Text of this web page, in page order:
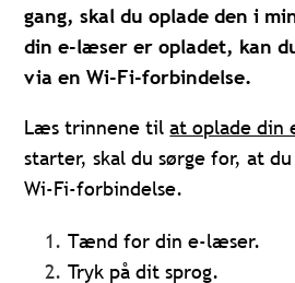
gang, skal du oplade den i
din e-læser er opladet, kan
via en Wi-Fi-forbindelse.
Læs trinnene tilat oplade din
starter, skal du sørge for, at
Wi-Fi-forbindelse.
Tænd for din e-læser.
Tryk på dit sprog.